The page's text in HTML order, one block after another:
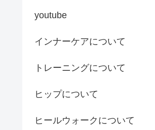
youtube
インナーケアについて
トレーニングについて
ヒップについて
ヒールウォークについて